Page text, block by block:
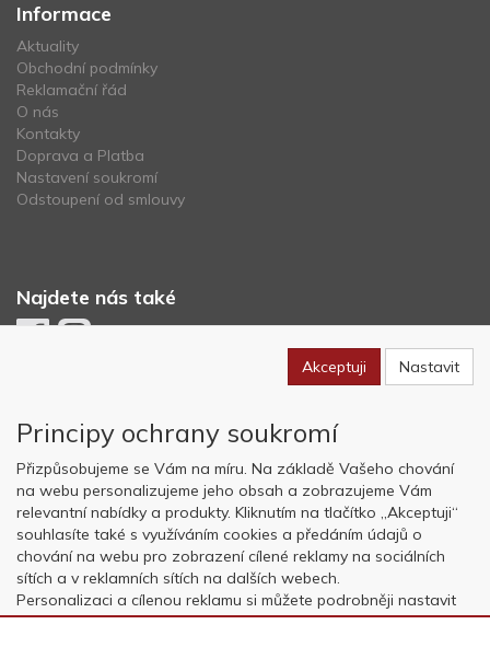
Informace
Aktuality
Obchodní podmínky
Reklamační řád
O nás
Kontakty
Doprava a Platba
Nastavení soukromí
Odstoupení od smlouvy
Najdete nás také
Copyright © OK AVIATION Base, s.r.o. 2022, powered byABRA E-
shop
Akceptuji Nastavit
Principy ochrany soukromí
Přizpůsobujeme se Vám na míru. Na základě Vašeho chování
na webu personalizujeme jeho obsah a zobrazujeme Vám
relevantní nabídky a produkty. Kliknutím na tlačítko „Akceptuji“
souhlasíte také s využíváním cookies a předáním údajů o
chování na webu pro zobrazení cílené reklamy na sociálních
sítích a v reklamních sítích na dalších webech.
Personalizaci a cílenou reklamu si můžete podrobněji nastavit
nebo kdykoli vypnout po kliknutí na tlačítko „Nastavit“.